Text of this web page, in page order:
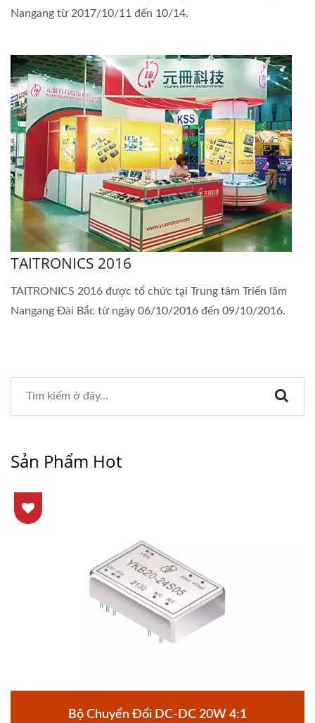
Nangang từ 2017/10/11 đến 10/14.
TAITRONICS 2016
TAITRONICS 2016 được tổ chức tại Trung tâm Triển lãm
Nangang Đài Bắc từ ngày 06/10/2016 đến 09/10/2016.
Sản Phẩm Hot
Bộ Chuyển Đổi DC-DC 20W 4:1